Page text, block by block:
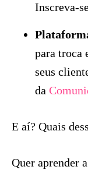
Inscreva-
para troca
seus
da
E aí? Quais
Quer aprender